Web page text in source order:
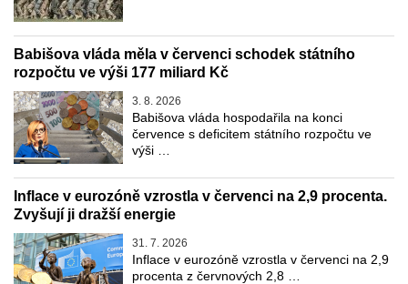
Babišova vláda měla v červenci schodek státního
rozpočtu ve výši 177 miliard Kč
3. 8. 2026
Babišova vláda hospodařila na konci
července s deficitem státního rozpočtu ve
výši …
Inflace v eurozóně vzrostla v červenci na 2,9 procenta.
Zvyšují ji dražší energie
31. 7. 2026
Inflace v eurozóně vzrostla v červenci na 2,9
procenta z červnových 2,8 …